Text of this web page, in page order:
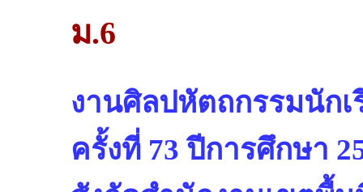
ม.6
งานศิลปหัตถกรรมนัก
ครั้งที่ 73 ปีการศึกษา